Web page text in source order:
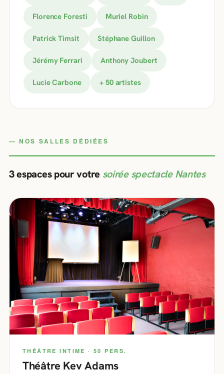
Florence Foresti Muriel Robin
Patrick Timsit Stéphane Guillon
Jérémy Ferrari Anthony Joubert
Lucie Carbone + 50 artistes
NOS SALLES DÉDIÉES
3 espaces pour votre soirée spectacle Nantes
THÉÂTRE INTIME · 50 PERS.
Théâtre Kev Adams